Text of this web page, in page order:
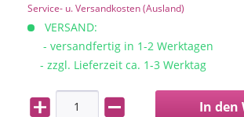
Service- u. Versandkosten (Ausland)
VERSAND:
- versandfertig in 1-2 Werktagen
- zzgl. Lieferzeit ca. 1-3 Werktag
In den